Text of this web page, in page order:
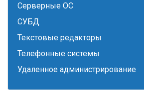
Серверные ОС
СУБД
Текстовые редакторы
Телефонные системы
Удаленное администрирование